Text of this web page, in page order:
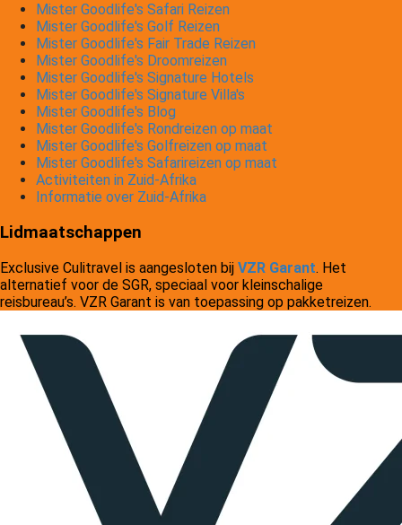
Mister Goodlife's Safari Reizen
Mister Goodlife's Golf Reizen
Mister Goodlife's Fair Trade Reizen
Mister Goodlife's Droomreizen
Mister Goodlife's Signature Hotels
Mister Goodlife's Signature Villa's
Mister Goodlife's Blog
Mister Goodlife's Rondreizen op maat
Mister Goodlife's Golfreizen op maat
Mister Goodlife's Safarireizen op maat
Activiteiten in Zuid-Afrika
Informatie over Zuid-Afrika
Lidmaatschappen
Exclusive Culitravel is aangesloten bij VZR Garant. Het
alternatief voor de SGR, speciaal voor kleinschalige
reisbureau’s. VZR Garant is van toepassing op pakketreizen.